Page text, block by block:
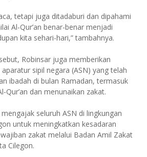
tetapi juga ditadaburi dan dipahami
Al-Qur’an benar-benar menjadi
kita sehari-hari,” tambahnya.
Robinsar juga memberikan
sipil negara (ASN) yang telah
ibadah di bulan Ramadan, termasuk
Qur’an dan menunaikan zakat.
seluruh ASN di lingkungan
untuk meningkatkan kesadaran
zakat melalui Badan Amil Zakat
Cilegon.